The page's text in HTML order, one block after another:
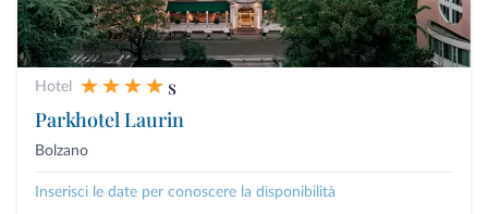
Hotel
s
Parkhotel Laurin
Bolzano
Inserisci le date per conoscere la disponibilità